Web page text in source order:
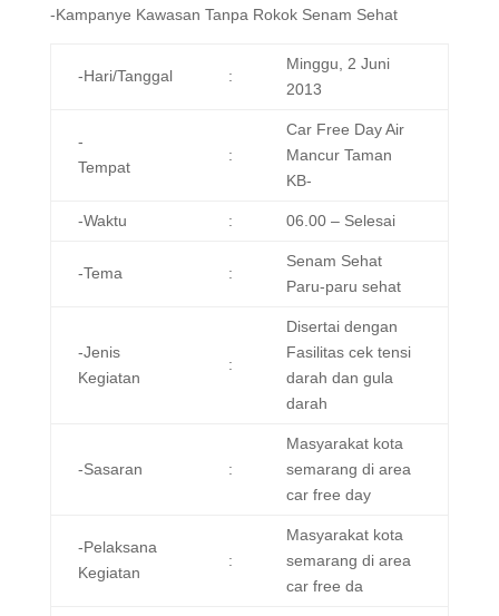
-Kampanye Kawasan Tanpa Rokok Senam Sehat
-Hari/Tanggal :
Minggu, 2 Juni
2013
-
Tempat
:
Car Free Day Air
Mancur Taman
KB-
-Waktu : 06.00 – Selesai
-Tema :
Senam Sehat
Paru-paru sehat
-Jenis
Kegiatan
:
Disertai dengan
Fasilitas cek tensi
darah dan gula
darah
-Sasaran :
Masyarakat kota
semarang di area
car free day
-Pelaksana
Kegiatan
:
Masyarakat kota
semarang di area
car free da